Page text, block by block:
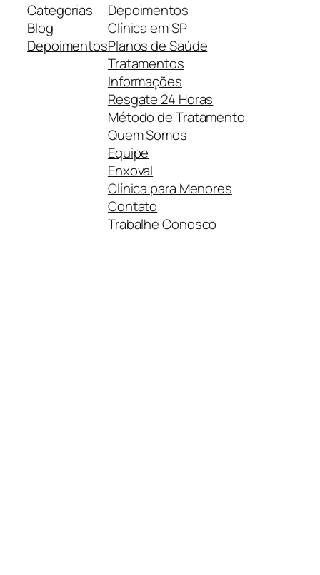
Categorias
Blog
Depoimentos
Depoimentos
Clínica em SP
Planos de Saúde
Tratamentos
Informações
Resgate 24 Horas
Método de Tratamento
Quem Somos
Equipe
Enxoval
Clínica para Menores
Contato
Trabalhe Conosco